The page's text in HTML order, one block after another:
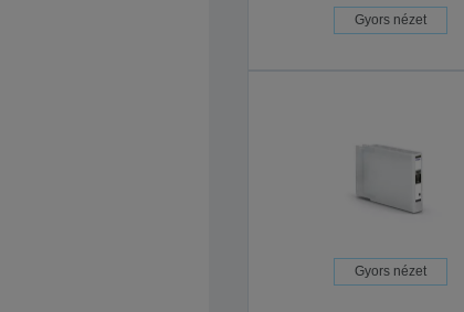
Gyors nézet
Gyors nézet